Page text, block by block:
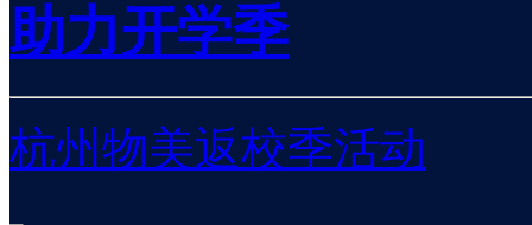
助力开学季
杭州物美返校季活动